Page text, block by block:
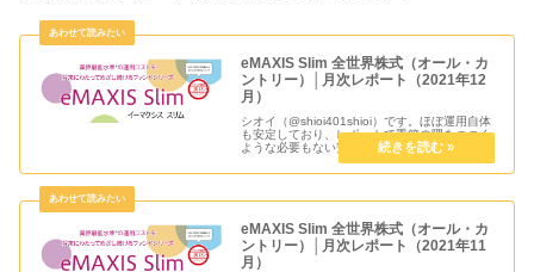
eMAXIS Slim 全世界株式（オール・カ
ントリー）│月次レポート（2021年12
月）
シオイ（@shioi401shioi）です。ほぼ運用自体
も安定しており、レポートで重箱の隅をつつく
ような必要もない安心感のあるファンドです
が、今週末の「投信ブロガーが選ぶ！ Fund of
the Year 2021」にて3連覇できるのか非...
eMAXIS Slim 全世界株式（オール・カ
ントリー）│月次レポート（2021年11
月）